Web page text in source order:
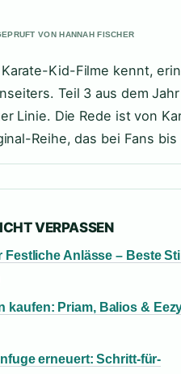
VON HANNAH FISCHER
Kid-Filme kennt,
Teil 3 aus dem
Linie. Die Rede ist von
Reihe, das bei Fans
VERPASSEN
Festliche Anlässe – Beste
kaufen: Priam, Balios &
erneuert: Schritt-für-